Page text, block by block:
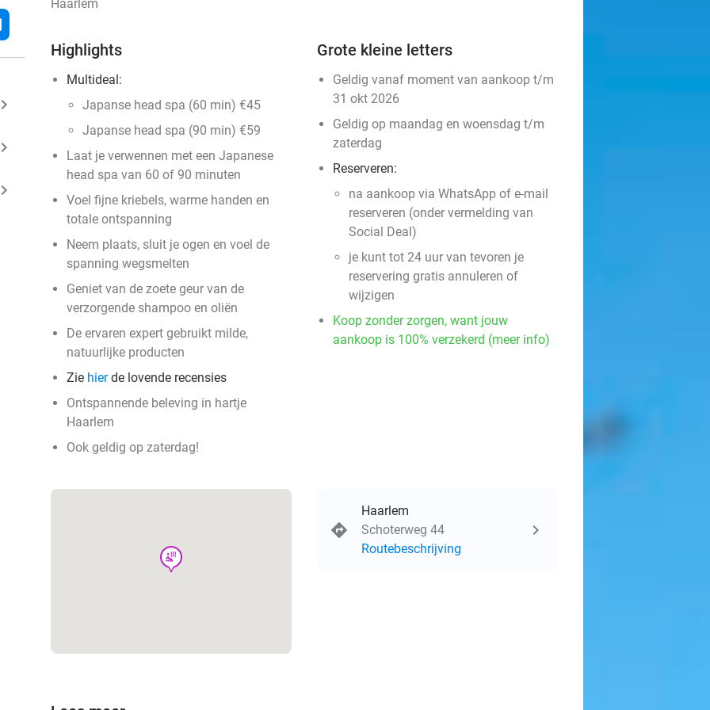
keyboard_arrow_right
keyboard_arrow_right
keyboard_arrow_right
Haarlem
Highlights
Multideal:
Japanse head spa (60 min) €45
Japanse head spa (90 min) €59
Laat je verwennen met een Japanese
head spa van 60 of 90 minuten
Voel fijne kriebels, warme handen en
totale ontspanning
Neem plaats, sluit je ogen en voel de
spanning wegsmelten
Geniet van de zoete geur van de
verzorgende shampoo en oliën
De ervaren expert gebruikt milde,
natuurlijke producten
Zie hierde lovende recensies
Ontspannende beleving in hartje
Haarlem
Ook geldig op zaterdag!
Grote kleine letters
Geldig vanaf moment van aankoop t/m
31 okt 2026
Geldig op maandag en woensdag t/m
zaterdag
Reserveren:
na aankoop via WhatsApp of e-mail
reserveren (onder vermelding van
Social Deal)
je kunt tot 24 uur van tevoren je
reservering gratis annuleren of
wijzigen
Koop zonder zorgen, want jouw
aankoop is 100% verzekerd (meer info)
wellness
Haarlem
Schoterweg 44
Routebeschrijving